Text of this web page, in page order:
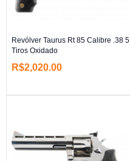
Revólver Taurus Rt 85 Calibre .38 5
Tiros Oxidado
R$2,020.00